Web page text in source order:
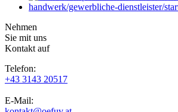
Nehmen
Sie mit uns
Kontakt auf
Telefon:
+43 3143 20517
E-Mail: